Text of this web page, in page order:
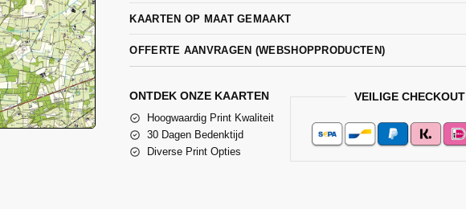
KAARTEN OP MAAT GEMAAKT
OFFERTE AANVRAGEN (WEBSHOPPRODUCTEN)
ONTDEK ONZE KAARTEN
Hoogwaardig Print Kwaliteit
30 Dagen Bedenktijd
Diverse Print Opties
VEILIGE CHECKOUT